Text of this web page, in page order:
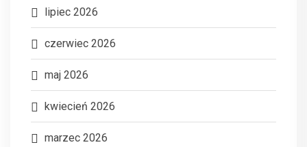
lipiec 2026
czerwiec 2026
maj 2026
kwiecień 2026
marzec 2026